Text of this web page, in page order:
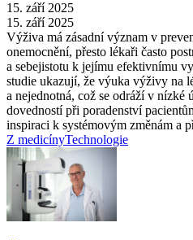
15. září 2025
15. září 2025
Výživa má zásadní význam v
onemocnění, přesto lékaři často
a sebejistotu k jejímu efektivnímu
studie ukazují, že výuka výživy na
a nejednotná, což se odráží v
dovedností při poradenství
inspiraci k systémovým změnám a
Z medicínyTechnologie